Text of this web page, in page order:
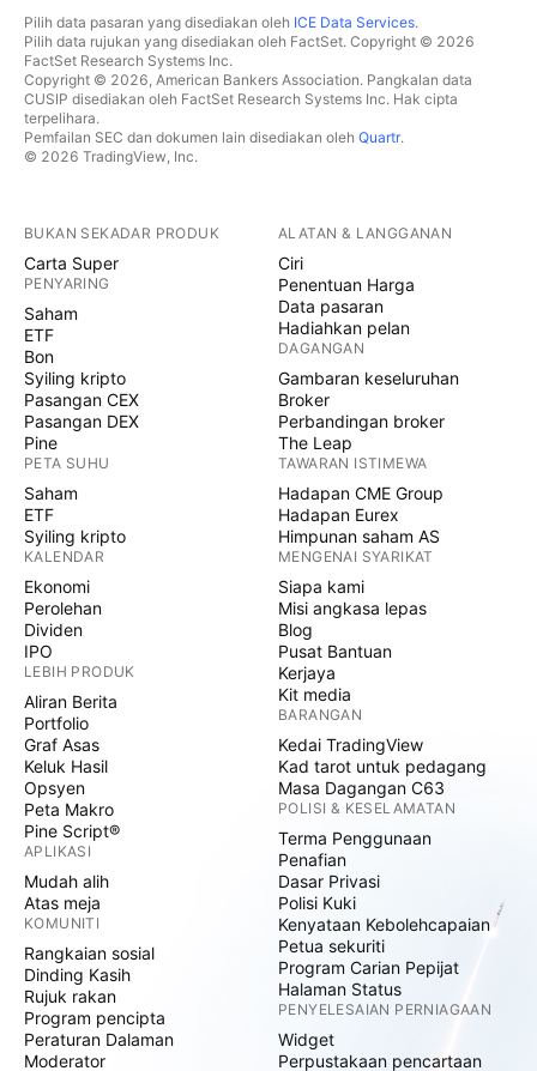
Pilih data pasaran yang disediakan oleh ICE Data Services.
Pilih data rujukan yang disediakan oleh FactSet. Copyright © 2026
FactSet Research Systems Inc.
Copyright © 2026, American Bankers Association. Pangkalan data
CUSIP disediakan oleh FactSet Research Systems Inc. Hak cipta
terpelihara.
Pemfailan SEC dan dokumen lain disediakan oleh Quartr.
© 2026 TradingView, Inc.
BUKAN SEKADAR PRODUK
Carta Super
PENYARING
Saham
ETF
Bon
Syiling kripto
Pasangan CEX
Pasangan DEX
Pine
PETA SUHU
Saham
ETF
Syiling kripto
KALENDAR
Ekonomi
Perolehan
Dividen
IPO
LEBIH PRODUK
Aliran Berita
Portfolio
Graf Asas
Keluk Hasil
Opsyen
Peta Makro
Pine Script®
APLIKASI
Mudah alih
Atas meja
KOMUNITI
Rangkaian sosial
Dinding Kasih
Rujuk rakan
Program pencipta
Peraturan Dalaman
Moderator
ALATAN & LANGGANAN
Ciri
Penentuan Harga
Data pasaran
Hadiahkan pelan
DAGANGAN
Gambaran keseluruhan
Broker
Perbandingan broker
The Leap
TAWARAN ISTIMEWA
Hadapan CME Group
Hadapan Eurex
Himpunan saham AS
MENGENAI SYARIKAT
Siapa kami
Misi angkasa lepas
Blog
Pusat Bantuan
Kerjaya
Kit media
BARANGAN
Kedai TradingView
Kad tarot untuk pedagang
Masa Dagangan C63
POLISI & KESELAMATAN
Terma Penggunaan
Penafian
Dasar Privasi
Polisi Kuki
Kenyataan Kebolehcapaian
Petua sekuriti
Program Carian Pepijat
Halaman Status
PENYELESAIAN PERNIAGAAN
Widget
Perpustakaan pencartaan